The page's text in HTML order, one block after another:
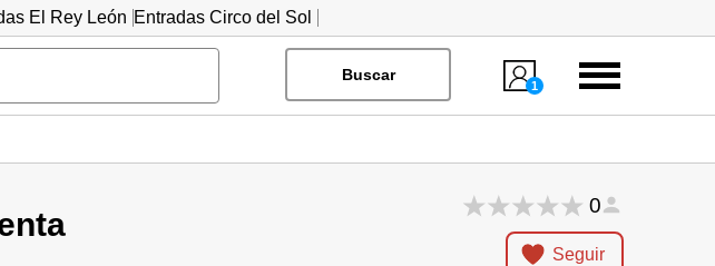
El Rey León Entradas Circo del Sol
Buscar
1
Menú
0
Seguir